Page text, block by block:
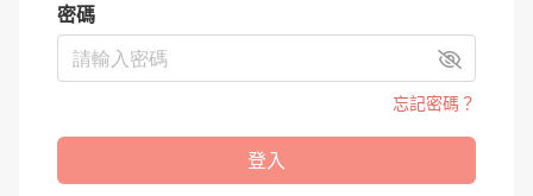
密碼
忘記密碼？
登入